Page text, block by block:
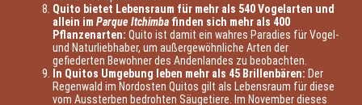
Quito bietet Lebensraum für mehr als 540 Vogelarten und
allein im Parque Itchimba finden sich mehr als 400
Pflanzenarten: Quito ist damit ein wahres Paradies für Vogel-
und Naturliebhaber, um außergewöhnliche Arten der
gefiederten Bewohner des Andenlandes zu beobachten.
In Quitos Umgebung leben mehr als 45 Brillenbären: Der
Regenwald im Nordosten Quitos gilt als Lebensraum für diese
vom Aussterben bedrohten Säugetiere. Im November dieses